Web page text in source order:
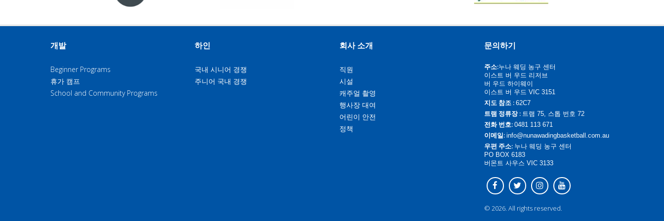
개발
Beginner Programs
휴가 캠프
School and Community Programs
하인
국내 시니어 경쟁
주니어 국내 경쟁
회사 소개
직원
시설
캐주얼 촬영
행사장 대여
어린이 안전
정책
문의하기
주소:누나 웨딩 농구 센터
이스트 버 우드 리저브
버 우드 하이웨이
이스트 버 우드 VIC 3151
지도 참조 : 62C7
트램 정류장 : 트램 75, 스톱 번호 72
전화 번호: 0481 113 671
이메일: info@nunawadingbasketball.com.au
우편 주소: 누나 웨딩 농구 센터
PO BOX 6183
버몬트 사우스 VIC 3133
© 2026. All rights reserved.